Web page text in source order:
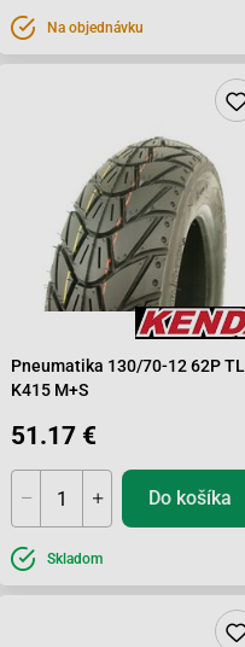
Na objednávku
Pneumatika 130/70-12 62P TL
K415 M+S
51.17 €
Do košíka
Skladom